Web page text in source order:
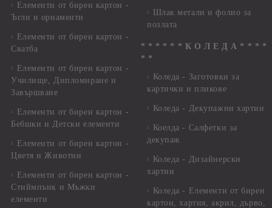
Елементи от бирен картон -
Ъгли и орнаменти
Елементи от бирен картон -
Сватба
Елементи от бирен картон -
Училище, Дипломиране и
Завършване
Елементи от бирен картон -
Бебшки и Детски елементи
Елементи от бирен картон -
Цветя и Животни
Елементи от бирен картон -
Стиймпънк и Мъжки
елементи
Шлак метали и фолио за
позлата
* * * * * * К О Л Е Д А * * * *
* *
Коледа - Заготовки за
картички и пликове
Коледа - Декупажни хартии
Коелда - Салфетки за
декупаж
Коледа - Дизайнерски
хартии
Коледа - Eлементи от бирен
картон, хартия, акрил, дърво,